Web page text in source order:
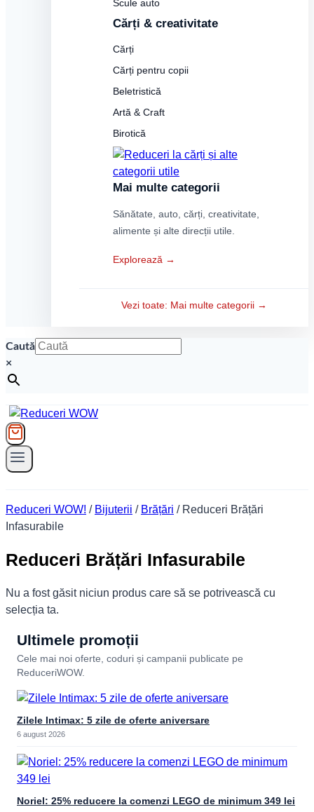
Scule auto
Cărți & creativitate
Cărți
Cărți pentru copii
Beletristică
Artă & Craft
Birotică
Mai multe categorii
Sănătate, auto, cărți, creativitate,
alimente și alte direcții utile.
Explorează →
Vezi toate: Mai multe categorii →
Caută
×
Reduceri WOW! / Bijuterii / Brățări / Reduceri Brățări
Infasurabile
Reduceri Brățări Infasurabile
Nu a fost găsit niciun produs care să se potrivească cu
selecția ta.
Ultimele promoții
Cele mai noi oferte, coduri și campanii publicate pe
ReduceriWOW.
Zilele Intimax: 5 zile de oferte aniversare
6 august 2026
Noriel: 25% reducere la comenzi LEGO de minimum 349 lei